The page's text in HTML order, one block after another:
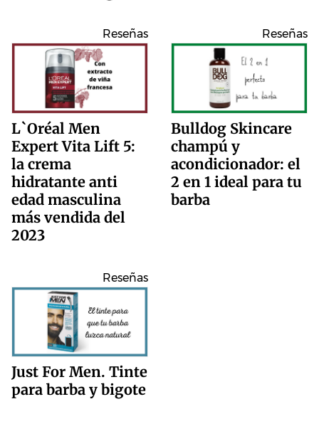
Reseñas
L`Oréal Men
Expert Vita Lift 5:
la crema
hidratante anti
edad masculina
más vendida del
2023
Reseñas
Bulldog Skincare
champú y
acondicionador: el
2 en 1 ideal para tu
barba
Reseñas
Just For Men. Tinte
para barba y bigote